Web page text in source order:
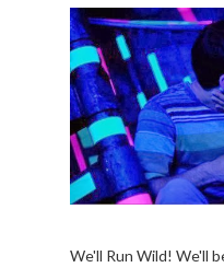
We'll Run Wild! We'll